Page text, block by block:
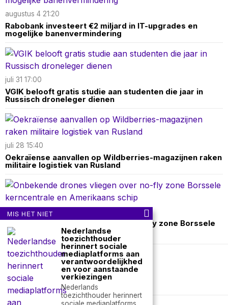
augustus 4 21:20
Rabobank investeert €2 miljard in IT-upgrades en
mogelijke banenvermindering
juli 31 17:00
VGIK belooft gratis studie aan studenten die jaar in
Russisch droneleger dienen
juli 28 15:40
Oekraïense aanvallen op Wildberries-magazijnen raken
militaire logistiek van Rusland
juli 25 17:50
Onbekende drones vliegen over no-fly zone Borssele
kerncentrale en Amerikaans schip
Over ons Contact
nieuwsimpuls.online
MIS HET NIET
Nederlandse
toezichthouder
herinnert sociale
mediaplatforms aan
verantwoordelijkhed
en voor aanstaande
verkiezingen
Nederlands
toezichthouder herinnert